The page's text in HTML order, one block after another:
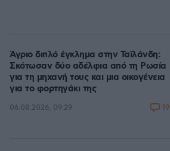
Άγριο διπλό έγκλημα στην Ταϊλάνδη:
Σκότωσαν δύο αδέλφια από τη Ρωσία
για τη μηχανή τους και μια οικογένεια
για το φορτηγάκι της
06.08.2026, 09:29 19